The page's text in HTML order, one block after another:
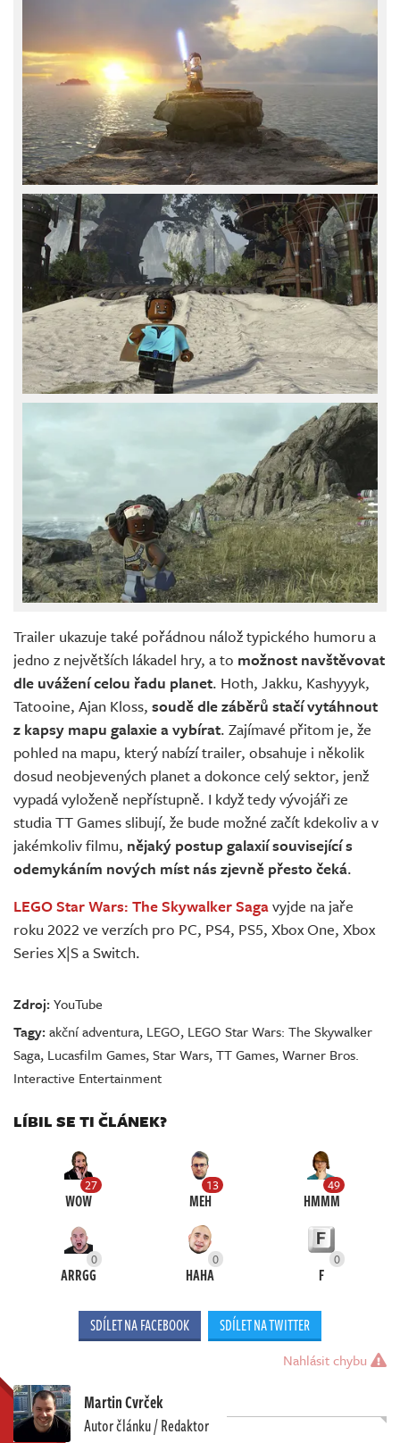
Trailer ukazuje také pořádnou nálož typického humoru a
jedno z největších lákadel hry, a to možnost navštěvovat
dle uvážení celou řadu planet. Hoth, Jakku, Kashyyyk,
Tatooine, Ajan Kloss, soudě dle záběrů stačí vytáhnout
z kapsy mapu galaxie a vybírat. Zajímavé přitom je, že
pohled na mapu, který nabízí trailer, obsahuje i několik
dosud neobjevených planet a dokonce celý sektor, jenž
vypadá vyloženě nepřístupně. I když tedy vývojáři ze
studia TT Games slibují, že bude možné začít kdekoliv a v
jakémkoliv filmu, nějaký postup galaxií související s
odemykáním nových míst nás zjevně přesto čeká.
LEGO Star Wars: The Skywalker Sagavyjde na jaře
roku 2022 ve verzích pro PC, PS4, PS5, Xbox One, Xbox
Series X|S a Switch.
Zdroj:YouTube
Tagy:akční adventura, LEGO, LEGO Star Wars: The Skywalker
Saga, Lucasfilm Games,Star Wars,TT Games,Warner Bros.
Interactive Entertainment
LÍBIL SE TI ČLÁNEK?
27
WOW
13
MEH
49
HMMM
0
ARRGG
0
HAHA
0
F
SDÍLET NA FACEBOOK SDÍLET NA TWITTER
Nahlásit chybu
Martin Cvrček
Autor článku / Redaktor